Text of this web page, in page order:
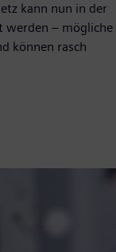
kann nun in der
werden – mögliche
können rasch